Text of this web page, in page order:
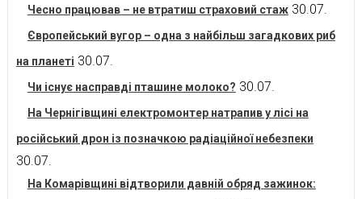
Чесно працював – не втратиш страховий стаж 30.07.
Європейський вугор – одна з найбільш загадкових риб
на планеті 30.07.
Чи існує насправді пташине молоко? 30.07.
На Чернігівщині електромонтер натрапив у лісі на
російський дрон із позначкою радіаційної небезпеки
30.07.
На Комарівщині відтворили давній обряд зажинок: